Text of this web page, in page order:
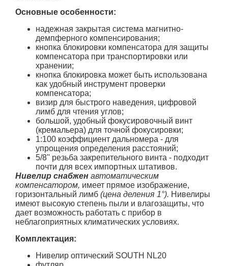
Основные особенности:
надежная закрытая система магнитно-
демпферного компенсирования;
кнопка блокировки компенсатора для защиты
компенсатора при транспортировки или
хранении;
кнопка блокировка может быть использована
как удобный инструмент проверки
компенсатора;
визир для быстрого наведения, цифровой
лимб для чтения углов;
большой, удобный фокусировочный винт
(кремальера) для точной фокусировки;
1:100 коэффициент дальномера - для
упрощения определения расстояний;
5/8'' резьба закрепительного винта - подходит
почти для всех импортных штативов.
Нивелир снабжен автоматическим
компенсатором, имеет прямое изображение,
горизонтальный лимб (цена деления 1°). Нивелиры
имеют высокую степень пыли и влагозащиты, что
дает возможность работать с прибор в
неблагоприятных климатических условиях.
Комплектация:
Нивелир оптический SOUTH NL20